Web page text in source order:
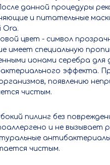
данной процедуры
и питательные
Ora.
цвет - символ
имеет специальную
ионами серебра для
эффекта.
появлению
чистым.
пилинг без
и не вызывает
чистым.